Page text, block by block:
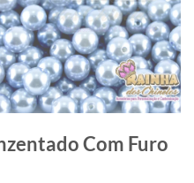
Com Furo